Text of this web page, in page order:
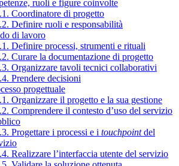
ruoli e figure coinvolte
Coordinatore di progetto
Definire ruoli e responsabilità
di lavoro
Definire processi, strumenti e rituali
Curare la documentazione di progetto
Organizzare tavoli tecnici collaborativi
Prendere decisioni
progettuale
Organizzare il progetto e la sua gestione
Comprendere il contesto d’uso del servizio
Progettare i processi e i touchpointdel
Realizzare l’interfaccia utente del servizio